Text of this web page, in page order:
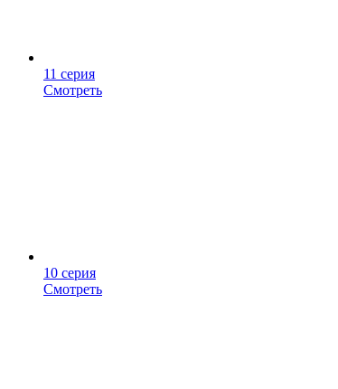
11 серия
Смотреть
10 серия
Смотреть